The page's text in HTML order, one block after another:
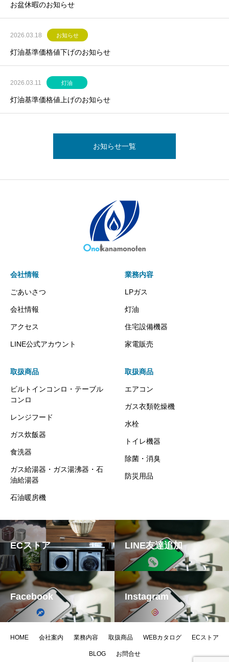
お盆休暇のお知らせ
2026.03.18 お知らせ
灯油基準価格値下げのお知らせ
2026.03.11 灯油
灯油基準価格値上げのお知らせ
お知らせ一覧
会社情報
ごあいさつ
会社情報
アクセス
LINE公式アカウント
業務内容
LPガス
灯油
住宅設備機器
家電販売
取扱商品
ビルトインコンロ・テーブル
コンロ
レンジフード
ガス炊飯器
食洗器
ガス給湯器・ガス湯沸器・石
油給湯器
石油暖房機
取扱商品
エアコン
ガス衣類乾燥機
水栓
トイレ機器
除菌・消臭
防災用品
ECストア LINE友達追加
Facebook Instagram
HOME 会社案内 業務内容 取扱商品 WEBカタログ ECストア
BLOG お問合せ